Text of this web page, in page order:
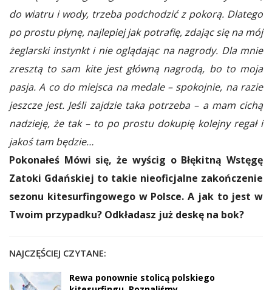
do wiatru i wody, trzeba podchodzić z pokorą. Dlatego
po prostu płynę, najlepiej jak potrafię, zdając się na mój
żeglarski instynkt i nie oglądając na nagrody. Dla mnie
zresztą to sam kite jest główną nagrodą, bo to moja
pasja. A co do miejsca na medale – spokojnie, na razie
jeszcze jest. Jeśli zajdzie taka potrzeba – a mam cichą
nadzieję, że tak – to po prostu dokupię kolejny regał i
jakoś tam będzie…
Pokonałeś Mówi się, że wyścig o Błękitną Wstęgę
Zatoki Gdańskiej to takie nieoficjalne zakończenie
sezonu kitesurfingowego w Polsce. A jak to jest w
Twoim przypadku? Odkładasz już deskę na bok?
NAJCZĘŚCIEJ CZYTANE:
Rewa ponownie stolicą polskiego